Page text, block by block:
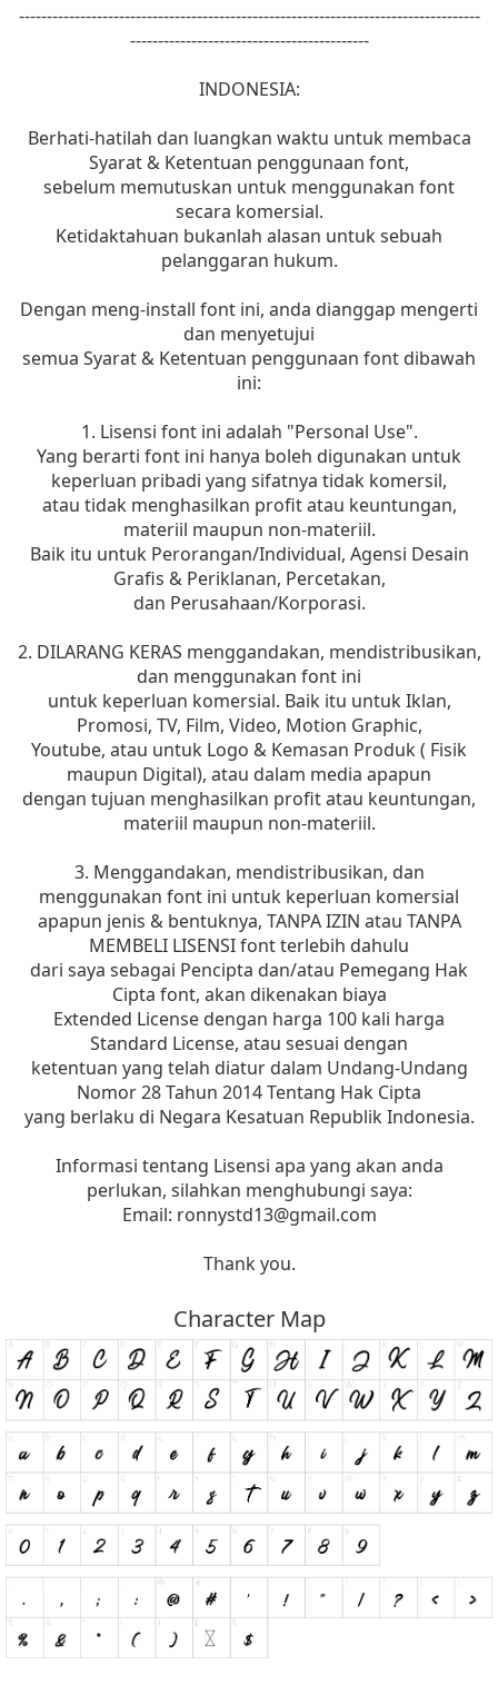
-----------------------------------------------------------------------------------
-------------------------------------------
INDONESIA:
Berhati-hatilah dan luangkan waktu untuk membaca
Syarat & Ketentuan penggunaan font,
sebelum memutuskan untuk menggunakan font
secara komersial.
Ketidaktahuan bukanlah alasan untuk sebuah
pelanggaran hukum.
Dengan meng-install font ini, anda dianggap mengerti
dan menyetujui
semua Syarat & Ketentuan penggunaan font dibawah
ini:
1. Lisensi font ini adalah "Personal Use".
Yang berarti font ini hanya boleh digunakan untuk
keperluan pribadi yang sifatnya tidak komersil,
atau tidak menghasilkan profit atau keuntungan,
materiil maupun non-materiil.
Baik itu untuk Perorangan/Individual, Agensi Desain
Grafis & Periklanan, Percetakan,
dan Perusahaan/Korporasi.
2. DILARANG KERAS menggandakan, mendistribusikan,
dan menggunakan font ini
untuk keperluan komersial. Baik itu untuk Iklan,
Promosi, TV, Film, Video, Motion Graphic,
Youtube, atau untuk Logo & Kemasan Produk ( Fisik
maupun Digital), atau dalam media apapun
dengan tujuan menghasilkan profit atau keuntungan,
materiil maupun non-materiil.
3. Menggandakan, mendistribusikan, dan
menggunakan font ini untuk keperluan komersial
apapun jenis & bentuknya, TANPA IZIN atau TANPA
MEMBELI LISENSI font terlebih dahulu
dari saya sebagai Pencipta dan/atau Pemegang Hak
Cipta font, akan dikenakan biaya
Extended License dengan harga 100 kali harga
Standard License, atau sesuai dengan
ketentuan yang telah diatur dalam Undang-Undang
Nomor 28 Tahun 2014 Tentang Hak Cipta
yang berlaku di Negara Kesatuan Republik Indonesia.
Informasi tentang Lisensi apa yang akan anda
perlukan, silahkan menghubungi saya:
Email: ronnystd13@gmail.com
Thank you.
Character Map